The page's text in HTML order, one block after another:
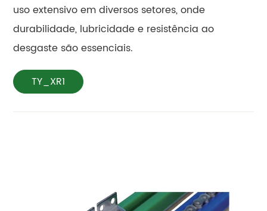
uso extensivo em diversos setores, onde
durabilidade, lubricidade e resistência ao
desgaste são essenciais.
TY_XR1